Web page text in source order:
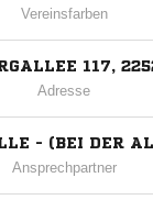
Vereinsfarben
117,
Adresse
- (BEI DER
Ansprechpartner